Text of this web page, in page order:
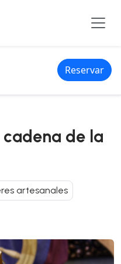
Reservar
de la
artesanales